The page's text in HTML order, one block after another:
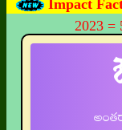
Impact
2023